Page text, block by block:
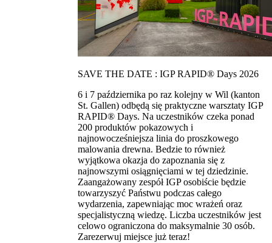
SAVE THE DATE : IGP RAPID® Days 2026
6 i 7 października po raz kolejny w Wil (kanton
St. Gallen) odbędą się praktyczne warsztaty IGP
RAPID® Days. Na uczestników czeka ponad
200 produktów pokazowych i
najnowocześniejsza linia do proszkowego
malowania drewna. Bedzie to również
wyjątkowa okazja do zapoznania się z
najnowszymi osiągnięciami w tej dziedzinie.
Zaangażowany zespół IGP osobiście będzie
towarzyszyć Państwu podczas całego
wydarzenia, zapewniając moc wrażeń oraz
specjalistyczną wiedzę. Liczba uczestników jest
celowo ograniczona do maksymalnie 30 osób.
Zarezerwuj miejsce już teraz!